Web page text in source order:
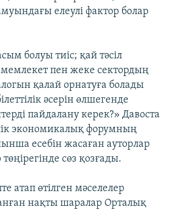
елеулі фактор болар
болуы тиіс; қай тәсіл
пен жеке сектордың
қалай орнатуға болады
әсерін өлшегенде
пайдалану керек?» Давоста
экономикалық форумның
есебін жасаған ауторлар
сөз қозғады.
атап өтілген мәселелер
нақты шаралар Орталық